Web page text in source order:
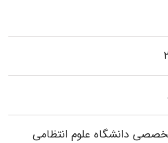
داﻧﺸﮕﺎه ﻋﻠﻮم انتظامی